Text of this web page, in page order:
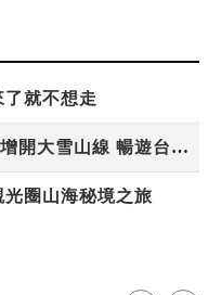
就不想走
台灣好行／新路線！下半年增開大雪山線 暢遊台中更便利
圈山海秘境之旅